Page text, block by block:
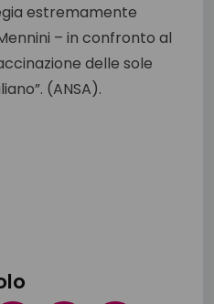
estremamente
– in confronto al
delle sole
(ANSA).